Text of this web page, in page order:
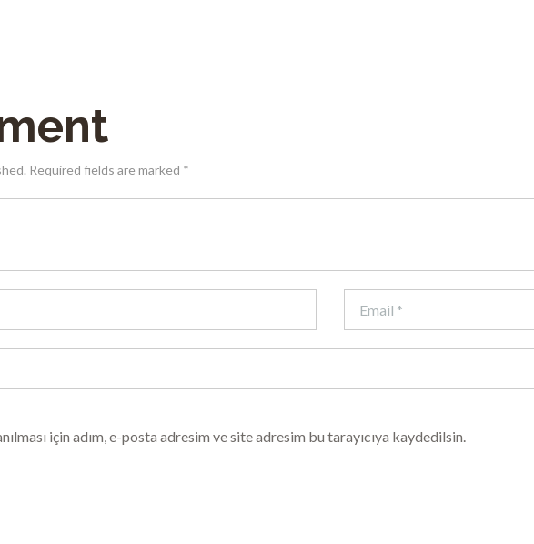
Required fields are marked *
için adım, e-posta adresim ve site adresim bu tarayıcıya kaydedilsin.